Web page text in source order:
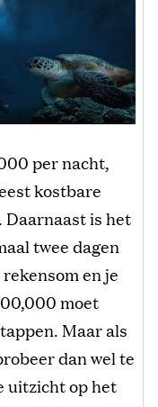
per nacht,
kostbare
Daarnaast is het
twee dagen
en je
moet
Maar als
dan wel te
uitzicht op het